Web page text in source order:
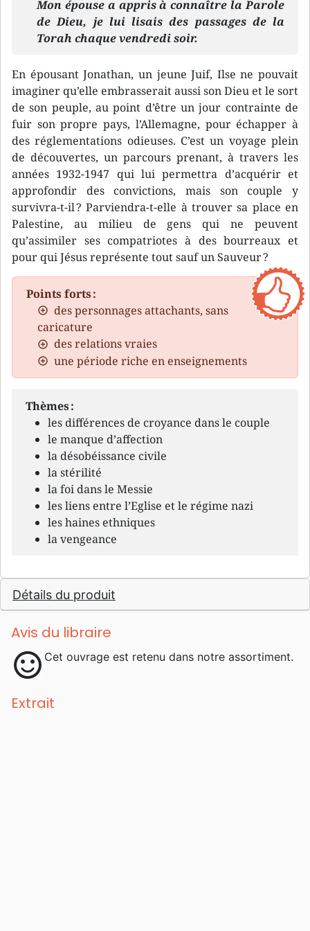
Mon épouse a appris à connaître la Parole
de Dieu, je lui lisais des passages de la
Torah chaque vendredi soir.
En épousant Jonathan, un jeune Juif, Ilse ne pouvait
imaginer qu’elle embrasserait aussi son Dieu et le sort
de son peuple, au point d’être un jour contrainte de
fuir son propre pays, l’Allemagne, pour échapper à
des réglementations odieuses. C’est un voyage plein
de découvertes, un parcours prenant, à travers les
années 1932-1947 qui lui permettra d’acquérir et
approfondir des convictions, mais son couple y
survivra-t-il ? Parviendra-t-elle à trouver sa place en
Palestine, au milieu de gens qui ne peuvent
qu’assimiler ses compatriotes à des bourreaux et
pour qui Jésus représente tout sauf un Sauveur ?
Points forts :
des personnages attachants, sans
caricature
des relations vraies
une période riche en enseignements
Thèmes :
les différences de croyance dans le couple
le manque d’affection
la désobéissance civile
la stérilité
la foi dans le Messie
les liens entre l’Eglise et le régime nazi
les haines ethniques
la vengeance
Détails du produit
Avis du libraire
sentiment_satisfied Cet ouvrage est retenu dans notre assortiment.
Extrait